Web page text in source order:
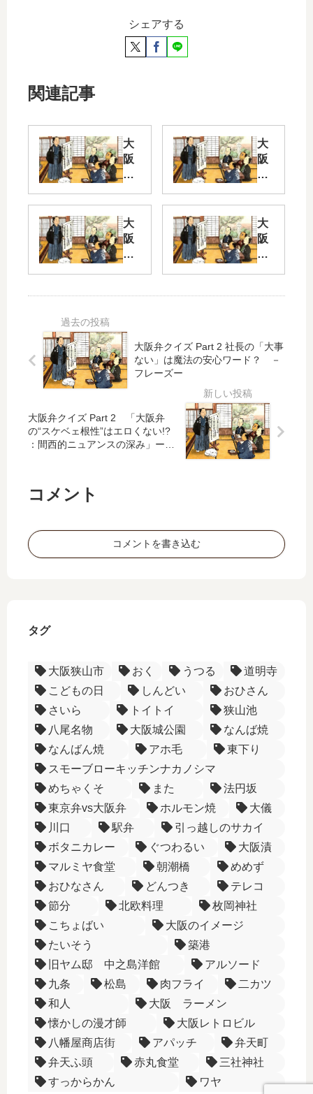
シェアする
関連記事
大
阪
弁
イ
ズ
Pa
こ
最
近
聞
か
な
・
す
－
語
彙
大
阪
土
そ
の
1
阪
観
大
阪
弁
ズ
rt
2
さ
食
－
食
大
阪
弁
ズ
rt 2
ど
ら
か
降
っ
フ
大阪弁クイズ Part 2 社長の「大事
ない」は魔法の安心ワード？ －
フレーズー
大阪弁クイズ Part 2 「大阪弁
の“スケベェ根性”はエロくない!?
：間西的ニュアンスの深み」ーフ
コメント
コメントを書き込む
タグ
大阪狭山市 おく うつる
道明寺
こどもの日
しんどい
おひさん
さいら
トイトイ
狭山池
八尾名物
大阪城公園
なんば焼
なんばん焼
アホ毛
東下り
スモーブローキッチンナカノシマ
めちゃくそ
また
法円坂
東京弁vs大阪弁
ホルモン焼
大儀
川口
駅弁
引っ越しのサカイ
ボタニカレー
ぐつわるい
大阪漬
マルミヤ食堂
朝潮橋
めめず
おひなさん
どんつき
テレコ
節分
北欧料理
枚岡神社
こちょばい
大阪のイメージ
たいそう
築港
旧ヤム邸 中之島洋館
アルソード
九条
松島 肉フライ
二カツ
和人
大阪 ラーメン
懐かしの漫才師
大阪レトロビル
八幡屋商店街
アパッチ
弁天町
弁天ふ頭
赤丸食堂
三社神社
すっからかん
ワヤ